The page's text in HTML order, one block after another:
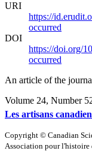
URI
https://
occurred
DOI
https://doi.org/
occurred
An article of the
Volume 24, Number
Les artisans
Copyright © Canadian
Association pour l'histoire